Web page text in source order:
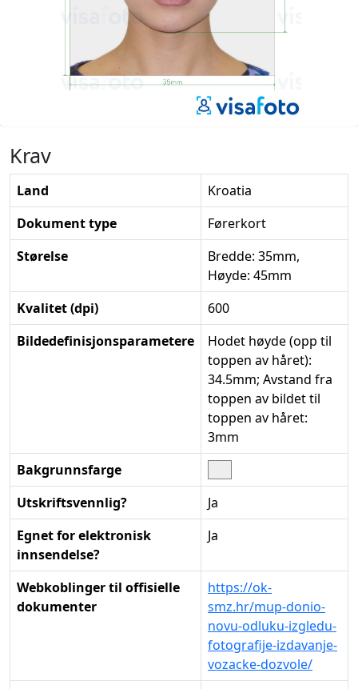
Krav
Land
Kroatia
Dokument type
Førerkort
Størelse
Bredde: 35mm,
Høyde: 45mm
Kvalitet (dpi)
600
Bildedefinisjonsparametere
Hodet høyde (opp til
toppen av håret):
34.5mm; Avstand fra
toppen av bildet til
toppen av håret:
3mm
Bakgrunnsfarge
Utskriftsvennlig?
Ja
Egnet for elektronisk
innsendelse?
Ja
Webkoblinger til offisielle
dokumenter
https://ok-
smz.hr/mup-donio-
novu-odluku-izgledu-
fotografije-izdavanje-
vozacke-dozvole/